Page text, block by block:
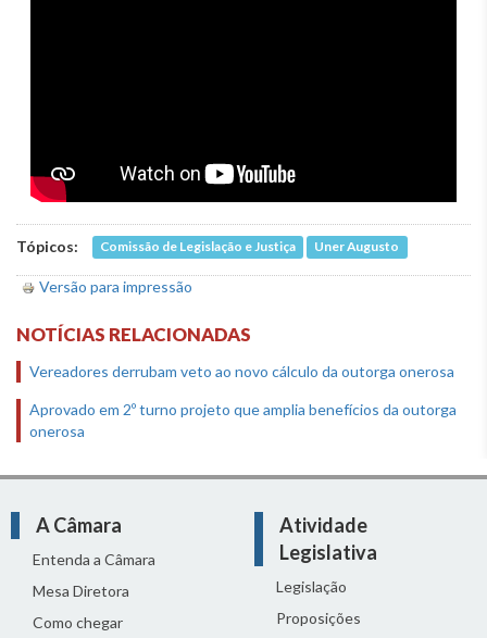
Tópicos: Comissão de Legislação e Justiça Uner Augusto
Versão para impressão
NOTÍCIAS RELACIONADAS
Vereadores derrubam veto ao novo cálculo da outorga onerosa
Aprovado em 2º turno projeto que amplia benefícios da outorga
onerosa
A Câmara
Entenda a Câmara
Mesa Diretora
Como chegar
Atividade
Legislativa
Legislação
Proposições